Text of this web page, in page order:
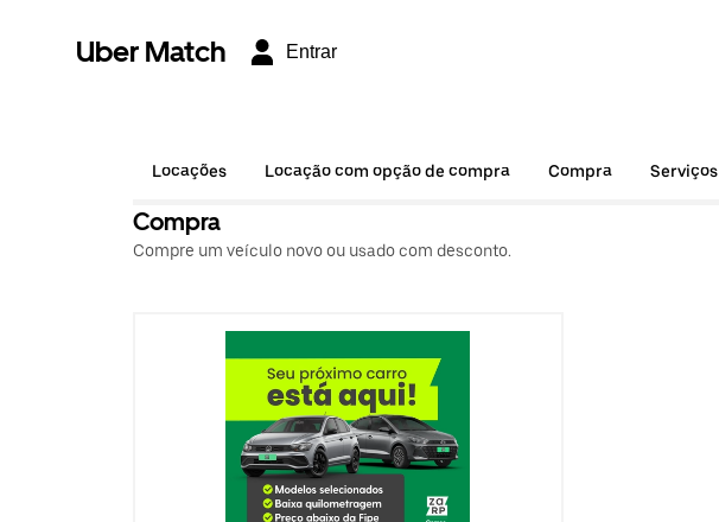
Uber Match Entrar
Locações Locação com opção de compra Compra Serviços
Compra
Compre um veículo novo ou usado com desconto.